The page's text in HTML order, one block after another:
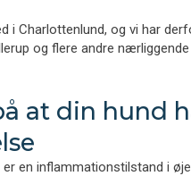
i Charlottenlund, og vi har
og flere andre
at din hund
en inflammationstilstand i